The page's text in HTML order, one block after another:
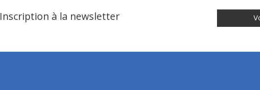
Inscription à la newsletter